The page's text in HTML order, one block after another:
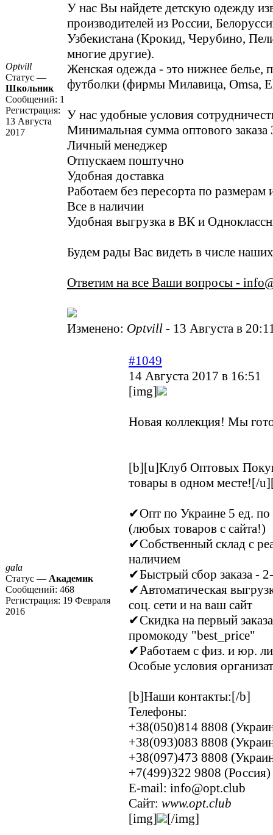
Optvill
Статус —
Школьник
Сообщений: 1
Регистрация:
13 Августа
2017
У нас Вы найдете детскую одежду
производителей из России,
Узбекистана (Крокид, Черубино,
многие другие).
Женская одежда - это нижнее белье,
футболки (фирмы Милавица, Omsa,
У нас удобные условия
Минимальная сумма оптового заказа
Личный менеджер
Отпускаем поштучно
Удобная доставка
Работаем без пересорта по размерам
Все в наличии
Удобная выгрузка в ВК и
Будем рады Вас видеть в числе
Ответим на все Ваши вопросы -
Изменено: Optvill - 13 Августа в
gala
Статус — Академик
Сообщений: 468
Регистрация: 19 Февраля
2016
#1049
14 Августа 2017 в 16:51
[img]
Новая коллекция! Мы
[b][u]Клуб Оптовых
товары в одном месте![/
✔Опт по Украине 5 ед. по
(любых товаров с сайта!)
✔Собственный склад с
наличием
✔Быстрый сбор заказа -
✔Автоматическая
соц. сети и на ваш сайт
✔Скидка на первый
промокоду "best_price"
✔Работаем с физ. и юр.
Особые условия
[b]Наши контакты:[/b]
Телефоны:
+38(‎050)814 8808
+38(093)083 8808
+38‎(097)473 8808
+7(499)322 9808 (Россия)
E-mail: info@opt.club
Сайт: www.opt.club
[img]
[/img]